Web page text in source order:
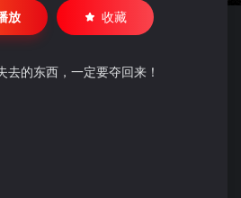
放 收藏
的东西，一定要夺回来！